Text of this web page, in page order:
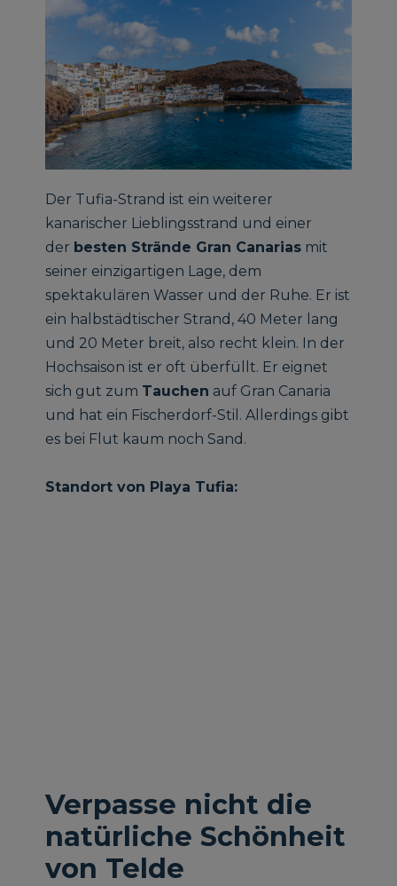
Der Tufia-Strand ist ein weiterer
kanarischer Lieblingsstrand und einer
der besten Strände Gran Canarias mit
seiner einzigartigen Lage, dem
spektakulären Wasser und der Ruhe. Er ist
ein halbstädtischer Strand, 40 Meter lang
und 20 Meter breit, also recht klein. In der
Hochsaison ist er oft überfüllt. Er eignet
sich gut zum Tauchen auf Gran Canaria
und hat ein Fischerdorf-Stil. Allerdings gibt
es bei Flut kaum noch Sand.
Standort von Playa Tufia:
Verpasse nicht die
natürliche Schönheit
von Telde